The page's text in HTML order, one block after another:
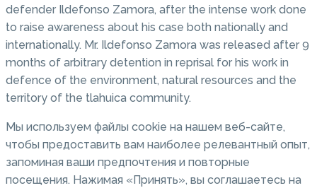
defender Ildefonso Zamora, after the intense work done
to raise awareness about his case both nationally and
internationally. Mr. Ildefonso Zamora was released after 9
months of arbitrary detention in reprisal for his work in
defence of the environment, natural resources and the
territory of the tlahuica community.
Мы используем файлы cookie на нашем веб-сайте,
чтобы предоставить вам наиболее релевантный опыт,
запоминая ваши предпочтения и повторные
посещения. Нажимая «Принять», вы соглашаетесь на